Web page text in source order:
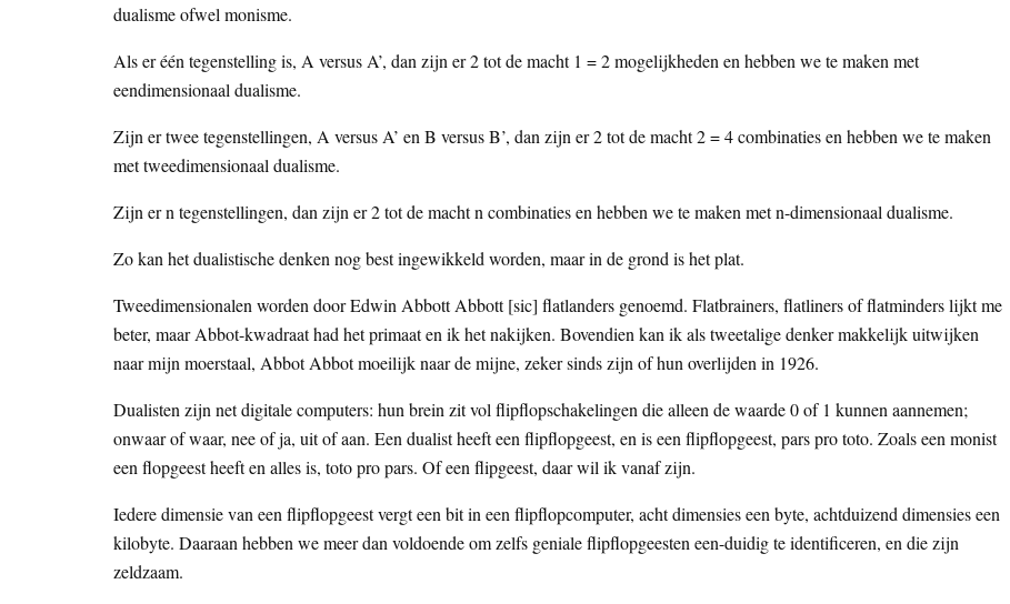
dualisme ofwel monisme.
Als er één tegenstelling is, A versus A’, dan zijn er 2 tot de macht 1 = 2 mogelijkheden en hebben we te maken met
eendimensionaal dualisme.
Zijn er twee tegenstellingen, A versus A’ en B versus B’, dan zijn er 2 tot de macht 2 = 4 combinaties en hebben we te maken
met tweedimensionaal dualisme.
Zijn er n tegenstellingen, dan zijn er 2 tot de macht n combinaties en hebben we te maken met n-dimensionaal dualisme.
Zo kan het dualistische denken nog best ingewikkeld worden, maar in de grond is het plat.
Tweedimensionalen worden door Edwin Abbott Abbott [sic] flatlanders genoemd. Flatbrainers, flatliners of flatminders lijkt me
beter, maar Abbot-kwadraat had het primaat en ik het nakijken. Bovendien kan ik als tweetalige denker makkelijk uitwijken
naar mijn moerstaal, Abbot Abbot moeilijk naar de mijne, zeker sinds zijn of hun overlijden in 1926.
Dualisten zijn net digitale computers: hun brein zit vol flipflopschakelingen die alleen de waarde 0 of 1 kunnen aannemen;
onwaar of waar, nee of ja, uit of aan. Een dualist heeft een flipflopgeest, en is een flipflopgeest, pars pro toto. Zoals een monist
een flopgeest heeft en alles is, toto pro pars. Of een flipgeest, daar wil ik vanaf zijn.
Iedere dimensie van een flipflopgeest vergt een bit in een flipflopcomputer, acht dimensies een byte, achtduizend dimensies een
kilobyte. Daaraan hebben we meer dan voldoende om zelfs geniale flipflopgeesten een-duidig te identificeren, en die zijn
zeldzaam.